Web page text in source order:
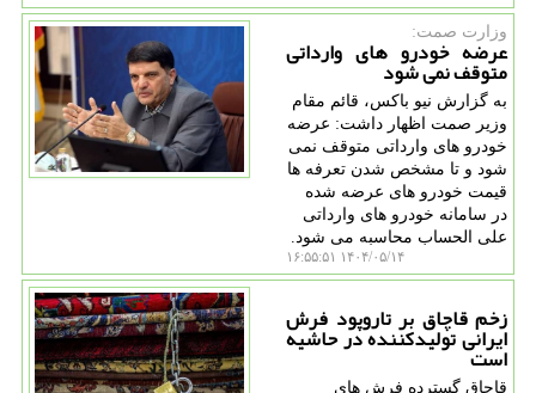
وزارت صمت:
عرضه خودرو های وارداتی
متوقف نمی شود
به گزارش نیو باکس، قائم مقام
وزیر صمت اظهار داشت: عرضه
خودرو های وارداتی متوقف نمی
شود و تا مشخص شدن تعرفه ها
قیمت خودرو های عرضه شده
در سامانه خودرو های وارداتی
علی الحساب محاسبه می شود.
۱۴۰۴/۰۵/۱۴ ۱۶:۵۵:۵۱
زخم قاچاق بر تاروپود فرش
ایرانی تولیدکننده در حاشیه
است
قاچاق گسترده فرش های